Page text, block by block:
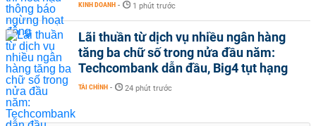
KINH DOANH - 1 phút trước
Lãi thuần từ dịch vụ nhiều ngân hàng
tăng ba chữ số trong nửa đầu năm:
Techcombank dẫn đầu, Big4 tụt hạng
TÀI CHÍNH - 24 phút trước